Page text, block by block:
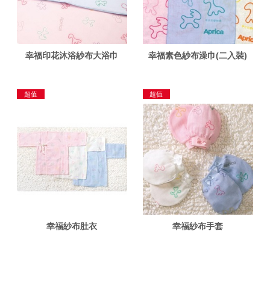
幸福印花沐浴紗布大浴巾 幸福素色紗布澡巾(二入裝)
超值
幸福紗布肚衣
超值
幸福紗布手套